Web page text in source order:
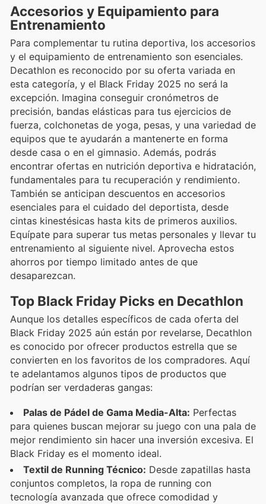
Accesorios y Equipamiento para
Entrenamiento
Para complementar tu rutina deportiva, los accesorios
y el equipamiento de entrenamiento son esenciales.
Decathlon es reconocido por su oferta variada en
esta categoría, y el Black Friday 2025 no será la
excepción. Imagina conseguir cronómetros de
precisión, bandas elásticas para tus ejercicios de
fuerza, colchonetas de yoga, pesas, y una variedad de
equipos que te ayudarán a mantenerte en forma
desde casa o en el gimnasio. Además, podrás
encontrar ofertas en nutrición deportiva e hidratación,
fundamentales para tu recuperación y rendimiento.
También se anticipan descuentos en accesorios
esenciales para el cuidado del deportista, desde
cintas kinestésicas hasta kits de primeros auxilios.
Equípate para superar tus metas personales y llevar tu
entrenamiento al siguiente nivel. Aprovecha estos
ahorros por tiempo limitado antes de que
desaparezcan.
Top Black Friday Picks en Decathlon
Aunque los detalles específicos de cada oferta del
Black Friday 2025 aún están por revelarse, Decathlon
es conocido por ofrecer productos estrella que se
convierten en los favoritos de los compradores. Aquí
te adelantamos algunos tipos de productos que
podrían ser verdaderas gangas:
Palas de Pádel de Gama Media-Alta: Perfectas
para quienes buscan mejorar su juego con una pala de
mejor rendimiento sin hacer una inversión excesiva. El
Black Friday es el momento ideal.
Textil de Running Técnico: Desde zapatillas hasta
conjuntos completos, la ropa de running con
tecnología avanzada que ofrece comodidad y